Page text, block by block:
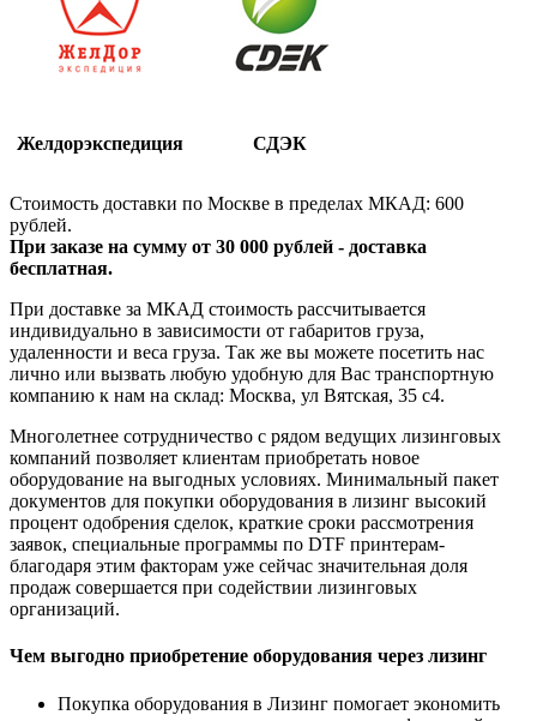
Желдорэкспедиция СДЭК
Стоимость доставки по Москве в пределах МКАД: 600
рублей.
При заказе на сумму от 30 000 рублей - доставка
бесплатная.
При доставке за МКАД стоимость рассчитывается
индивидуально в зависимости от габаритов груза,
удаленности и веса груза. Так же вы можете посетить нас
лично или вызвать любую удобную для Вас транспортную
компанию к нам на склад: Москва, ул Вятская, 35 c4.
Многолетнее сотрудничество с рядом ведущих лизинговых
компаний позволяет клиентам приобретать новое
оборудование на выгодных условиях. Минимальный пакет
документов для покупки оборудования в лизинг высокий
процент одобрения сделок, краткие сроки рассмотрения
заявок, специальные программы по DTF принтерам-
благодаря этим факторам уже сейчас значительная доля
продаж совершается при содействии лизинговых
организаций.
Чем выгодно приобретение оборудования через лизинг
Покупка оборудования в Лизинг помогает экономить